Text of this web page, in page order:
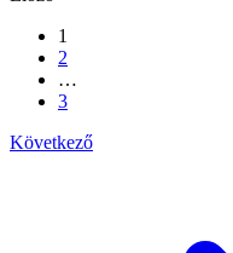
1
2
…
3
Következő